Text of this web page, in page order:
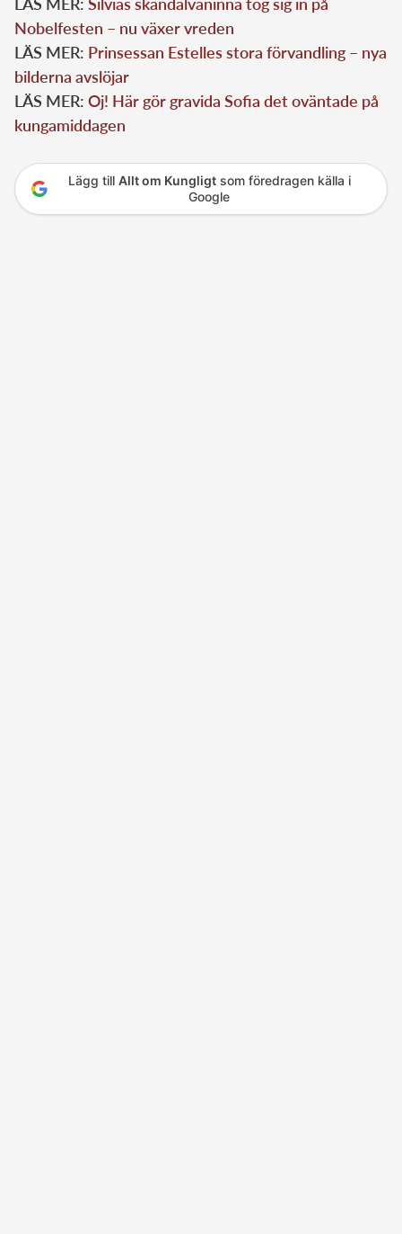
Nobelfesten – nu växer vreden
LÄS MER: Prinsessan Estelles stora förvandling – nya
bilderna avslöjar
LÄS MER: Oj! Här gör gravida Sofia det oväntade på
kungamiddagen
Lägg till Allt om Kungligtsom föredragen källa i
Google